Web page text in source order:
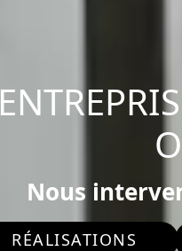
Nous
RÉALISATIONS